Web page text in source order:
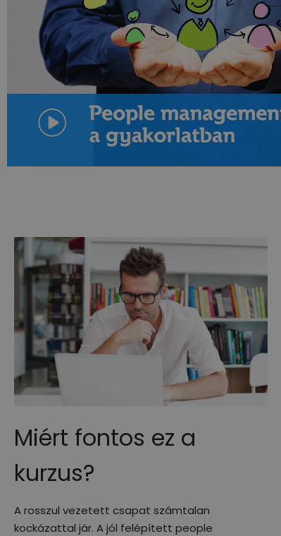
Miért fontos ez a
kurzus?
A rosszul vezetett csapat számtalan
kockázattal jár. A jól felépített people